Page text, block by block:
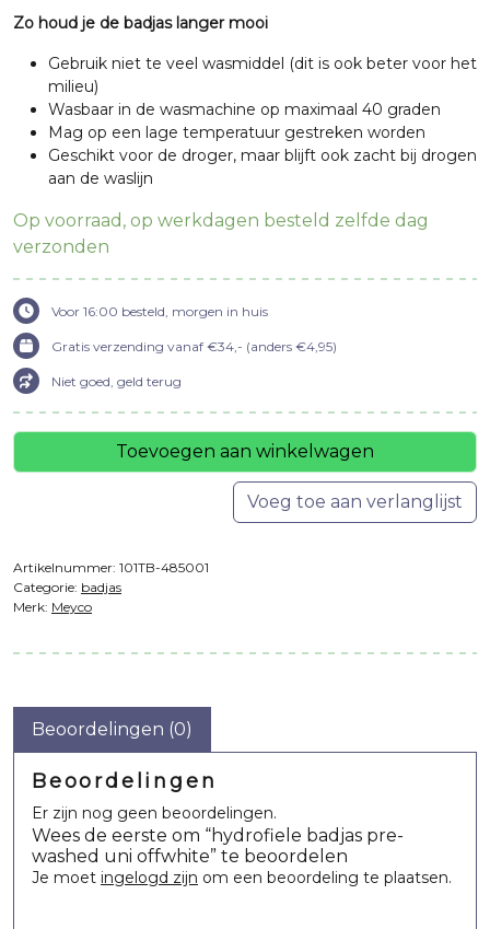
Zo houd je de badjas langer mooi
Gebruik niet te veel wasmiddel (dit is ook beter voor het
milieu)
Wasbaar in de wasmachine op maximaal 40 graden
Mag op een lage temperatuur gestreken worden
Geschikt voor de droger, maar blijft ook zacht bij drogen
aan de waslijn
Op voorraad, op werkdagen besteld zelfde dag
verzonden
Voor 16:00 besteld, morgen in huis
Gratis verzending vanaf €34,- (anders €4,95)
Niet goed, geld terug
Toevoegen aan winkelwagen
Voeg toe aan verlanglijst
Artikelnummer: 101TB-485001
Categorie: badjas
Merk: Meyco
Beoordelingen (0)
Beoordelingen
Er zijn nog geen beoordelingen.
Wees de eerste om “hydrofiele badjas pre-
washed uni offwhite” te beoordelen
Je moet ingelogd zijn om een beoordeling te plaatsen.